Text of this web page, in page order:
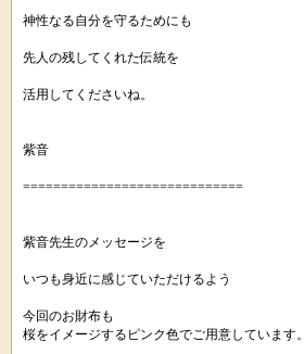
神性なる自分を守るためにも
先人の残してくれた伝統を
活用してくださいね。
紫音
=============================
紫音先生のメッセージを
いつも身近に感じていただけるよう
今回のお財布も
桜をイメージするピンク色でご用意しています。